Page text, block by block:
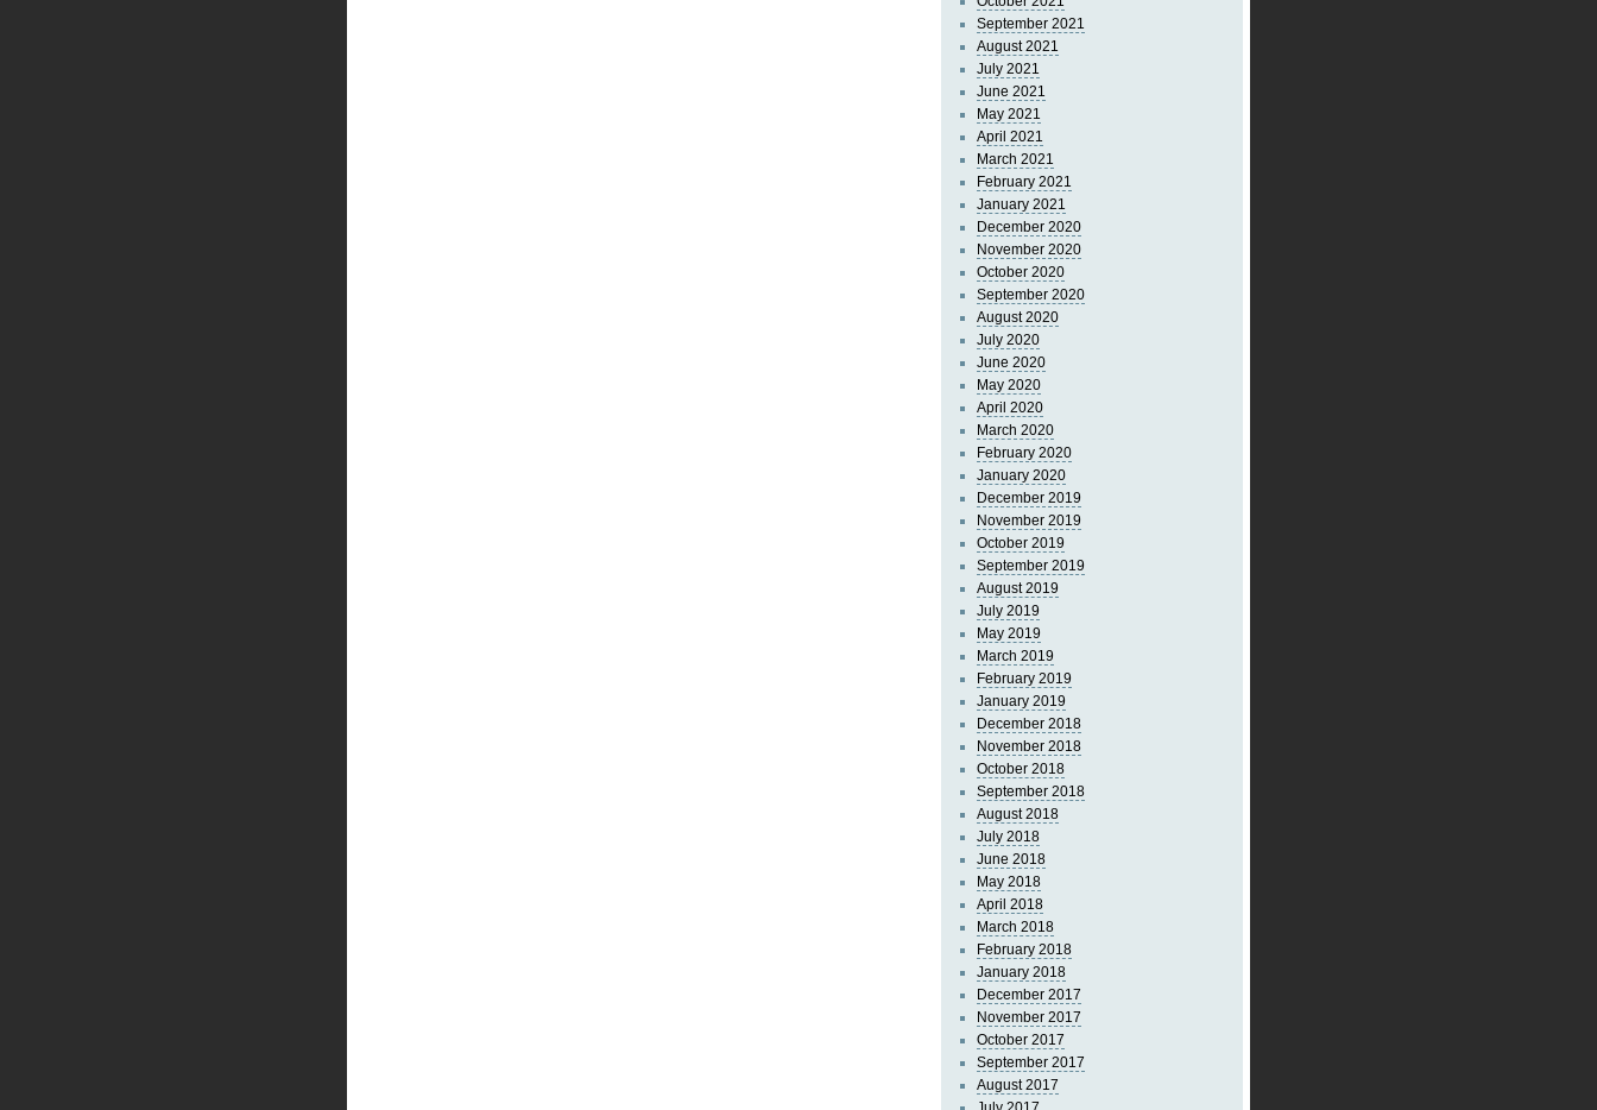
September 2021
August 2021
July 2021
June 2021
May 2021
April 2021
March 2021
February 2021
January 2021
December 2020
November 2020
October 2020
September 2020
August 2020
July 2020
June 2020
May 2020
April 2020
March 2020
February 2020
January 2020
December 2019
November 2019
October 2019
September 2019
August 2019
July 2019
May 2019
March 2019
February 2019
January 2019
December 2018
November 2018
October 2018
September 2018
August 2018
July 2018
June 2018
May 2018
April 2018
March 2018
February 2018
January 2018
December 2017
November 2017
October 2017
September 2017
August 2017